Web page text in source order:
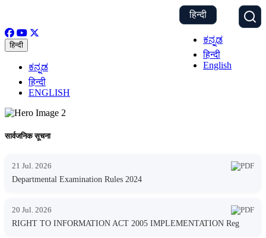
हिन्दी
ಕನ್ನಡ
हिन्दी
English
हिन्दी
ಕನ್ನಡ
हिन्दी
ENGLISH
सार्वजनिक सूचना
21 Jul. 2026
Departmental Examination Rules 2024
20 Jul. 2026
RIGHT TO INFORMATION ACT 2005 IMPLEMENTATION Reg